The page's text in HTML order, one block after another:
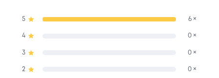
5 6 ×
4 0 ×
3 0 ×
2 0 ×